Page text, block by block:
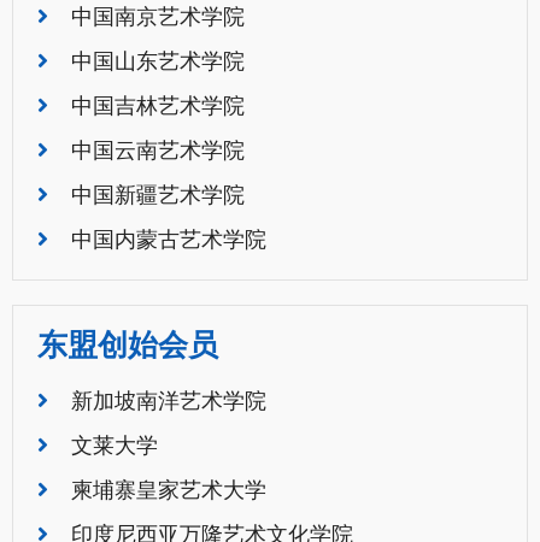
中国南京艺术学院
中国山东艺术学院
中国吉林艺术学院
中国云南艺术学院
中国新疆艺术学院
中国内蒙古艺术学院
东盟创始会员
新加坡南洋艺术学院
文莱大学
柬埔寨皇家艺术大学
印度尼西亚万隆艺术文化学院